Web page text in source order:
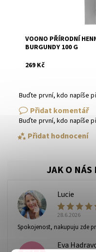
VOONO PŘÍRODNÍ
BURGUNDY 100 G
269 Kč
Buďte první, kdo napíše
Přidat komentář
Buďte první, kdo napíše
Přidat hodnocení
L
Lucie
28.6.2026
Spokojenost, nakupuju zde
Eva